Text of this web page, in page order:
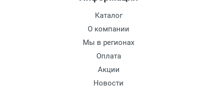
Доставляем товар по Москве компанией
Сдэк до ближайшего к вам пункта
Каталог
О компании
Мы в регионах
Оплата
Акции
Новости